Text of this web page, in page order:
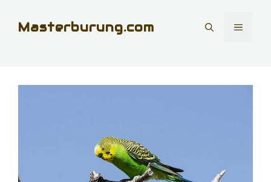
Masterburung.com MENU